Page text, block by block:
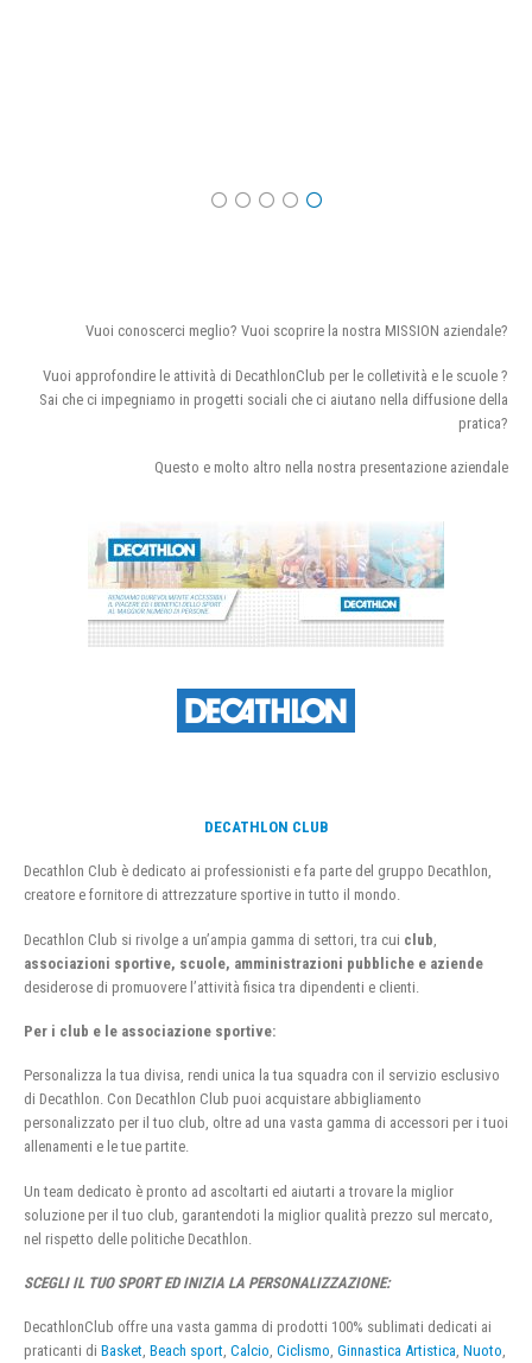
Vuoi conoscerci meglio? Vuoi scoprire la nostra MISSION aziendale?
Vuoi approfondire le attività di DecathlonClub per le colletività e le scuole ?
Sai che ci impegniamo in progetti sociali che ci aiutano nella diffusione della
pratica?
Questo e molto altro nella nostra presentazione aziendale
DECATHLON CLUB
Decathlon Club è dedicato ai professionisti e fa parte del gruppo Decathlon,
creatore e fornitore di attrezzature sportive in tutto il mondo.
Decathlon Club si rivolge a un’ampia gamma di settori, tra cui club
associazioni sportive, scuole, amministrazioni pubbliche e aziende
desiderose di promuovere l’attività fisica tra dipendenti e clienti.
Per i club e le associazione sportive:
Personalizza la tua divisa, rendi unica la tua squadra con il servizio esclusivo
di Decathlon. Con Decathlon Club puoi acquistare abbigliamento
personalizzato per il tuo club, oltre ad una vasta gamma di accessori per i tuoi
allenamenti e le tue partite.
Un team dedicato è pronto ad ascoltarti ed aiutarti a trovare la miglior
soluzione per il tuo club, garantendoti la miglior qualità prezzo sul mercato,
nel rispetto delle politiche Decathlon.
SCEGLI IL TUO SPORT ED INIZIA LA PERSONALIZZAZIONE:
DecathlonClub offre una vasta gamma di prodotti 100% sublimati dedicati ai
praticanti di Basket, Beach sport, Calcio, Ciclismo, Ginnastica Artistica, Nuoto,